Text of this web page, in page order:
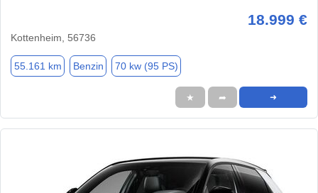
18.999 €
Kottenheim, 56736
55.161 km Benzin 70 kw (95 PS)
★ ➦ ➜